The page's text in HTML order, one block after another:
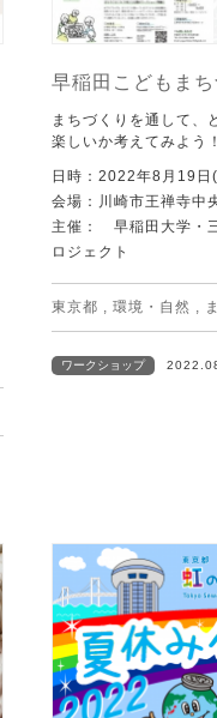
早稲田こどもま
まちづくりを通して、
楽しいか考えてみよう
日時：2022年8月19
会場：川崎市王禅寺中
主催： 早稲田大学・
ロジェクト
東京都 , 環境・自然 ,
ワークショップ